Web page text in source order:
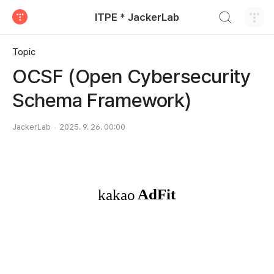
ITPE * JackerLab
Topic
OCSF (Open Cybersecurity
Schema Framework)
JackerLab 2025. 9. 26. 00:00